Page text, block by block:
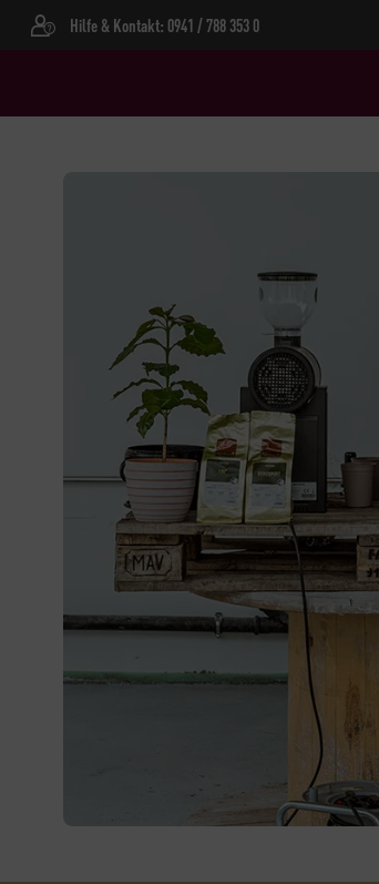
Hilfe & Kontakt: 0941 / 788 353 0